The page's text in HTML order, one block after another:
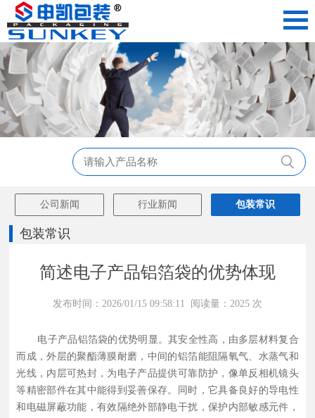
公司新闻 行业新闻 包装常识
包装常识
简述电子产品铝箔袋的优势体现
发布时间：2026/01/15 09:58:11 阅读量：2025 次
电子产品铝箔袋的优势明显。其安全性高，由多层材料复合
而成，外层的聚酯薄膜耐磨，中间的铝箔能阻隔氧气、水蒸气和
光线，内层可热封，为电子产品提供可靠防护，像单反相机镜头
等精密部件在其中能得到妥善保存。同时，它具备良好的导电性
和电磁屏蔽功能，有效隔绝外部静电干扰，保护内部敏感元件，